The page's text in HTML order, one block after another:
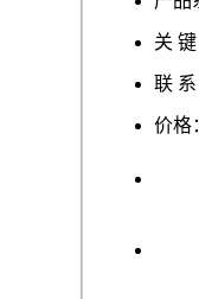
关
联
价格